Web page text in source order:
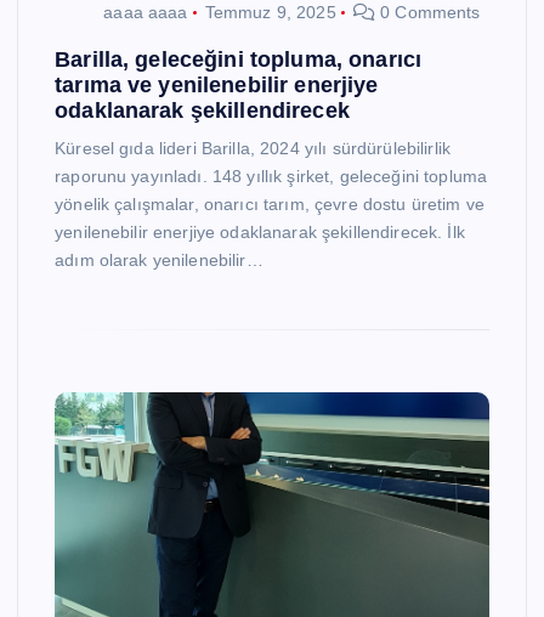
aaaa aaaa Temmuz 9, 2025 0 Comments
Barilla, geleceğini topluma, onarıcı
tarıma ve yenilenebilir enerjiye
odaklanarak şekillendirecek
Küresel gıda lideri Barilla, 2024 yılı sürdürülebilirlik
raporunu yayınladı. 148 yıllık şirket, geleceğini topluma
yönelik çalışmalar, onarıcı tarım, çevre dostu üretim ve
yenilenebilir enerjiye odaklanarak şekillendirecek. İlk
adım olarak yenilenebilir…